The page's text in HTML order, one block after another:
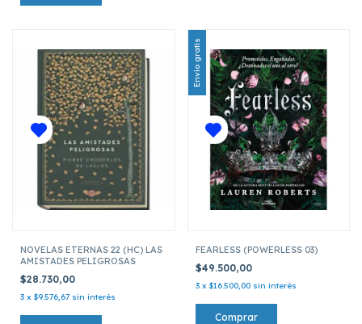
NOVELAS ETERNAS 22 (HC) LAS
AMISTADES PELIGROSAS
$28.730,00
3 x $9.576,67 sin interés
Envío gratis
FEARLESS (POWERLESS 03)
$49.500,00
3 x $16.500,00 sin interés